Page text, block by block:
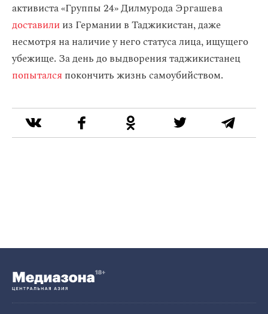
активиста «Группы 24» Дилмурода Эргашева
доставилииз Германии в Таджикистан, даже
несмотря на наличие у него статуса лица, ищущего
убежище. За день до выдворения таджикистанец
попытался покончить жизнь самоубийством.